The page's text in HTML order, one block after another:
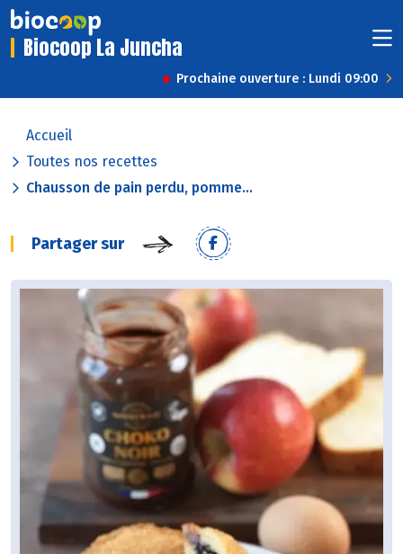
Biocoop La Juncha
Prochaine ouverture : Lundi 09:00
Accueil
Toutes nos recettes
Chausson de pain perdu, pomme...
Partager sur